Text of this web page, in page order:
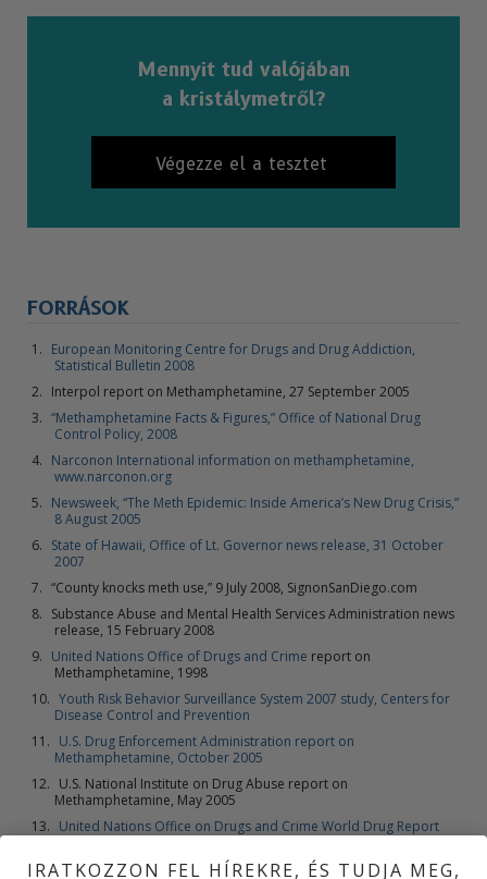
Mennyit tud valójában
a kristálymetről?
Végezze el a tesztet
FORRÁSOK
European Monitoring Centre for Drugs and Drug Addiction,
Statistical Bulletin 2008
Interpol report on Methamphetamine, 27 September 2005
“Methamphetamine Facts & Figures,” Office of National Drug
Control Policy, 2008
Narconon International information on methamphetamine,
www.narconon.org
Newsweek, “The Meth Epidemic: Inside America’s New Drug Crisis,”
8 August 2005
State of Hawaii, Office of Lt. Governor news release, 31 October
2007
“County knocks meth use,” 9 July 2008, SignonSanDiego.com
Substance Abuse and Mental Health Services Administration news
release, 15 February 2008
United Nations Office of Drugs and Crime report on
Methamphetamine, 1998
Youth Risk Behavior Surveillance System 2007 study, Centers for
Disease Control and Prevention
U.S. Drug Enforcement Administration report on
Methamphetamine, October 2005
U.S. National Institute on Drug Abuse report on
Methamphetamine, May 2005
United Nations Office on Drugs and Crime World Drug Report
“National Methamphetamine Threat Assessment 2008,” National
IRATKOZZON FEL HÍREKRE, ÉS TUDJA MEG,